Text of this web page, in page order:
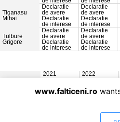
Tiganasu
Mihai
Declaratie
de avere
Declaratie
de interese
Declaratie
de avere
Declaratie
de interese
Tulbure
Grigore
Declaratie
de avere
Declaratie
de interese
Declaratie
de avere
Declaratie
de interese
2021
2022
www.falticeni.ro